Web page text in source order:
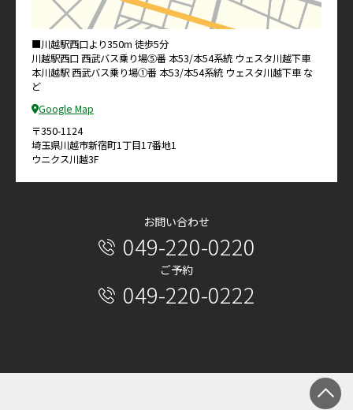
■川越駅西口より350m 徒歩5分
川越駅西口 西武バス乗り場⑤番 本53/本54系統 ウェスタ川越下車
本川越駅 西武バス乗り場①番 本53/本54系統 ウェスタ川越下車 な
ど
Google Map
〒350-1124
埼玉県川越市新宿町1丁目17番地1
ウニクス川越3F
お問い合わせ
049-220-0220
ご予約
049-220-0222